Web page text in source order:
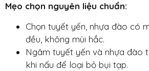
Mẹo chọn nguyên liệu chuẩn:
Chọn tuyết yến, nhựa đào có
đều, không mùi hắc.
Ngâm tuyết yến và nhựa đào
khi nấu để loại bỏ bụi tạp.